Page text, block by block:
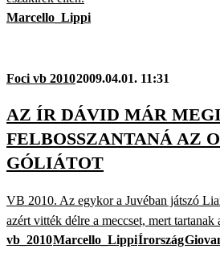
Marcello_Lippi
Foci vb 20102009.04.01. 11:31
AZ ÍR DÁVID MÁR
FELBOSSZANTANÁ AZ
GÓLIÁTOT
VB 2010. Az egykor a Juvéban játszó
azért vitték délre a meccset, mert tartanak
vb_2010Marcello_LippiÍrország